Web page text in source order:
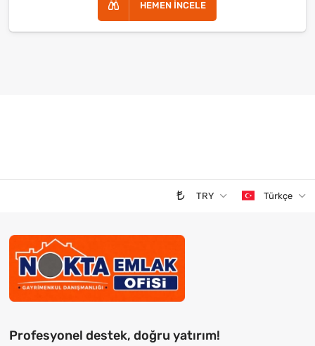
HEMEN İNCELE
TRY Türkçe
Profesyonel destek, doğru yatırım!